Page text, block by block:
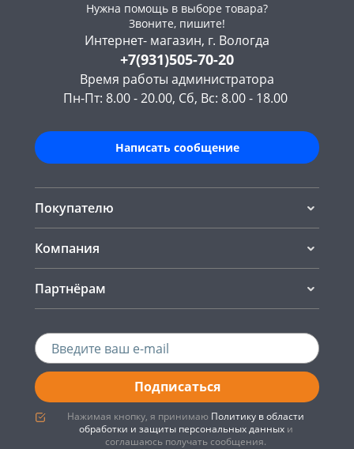
Нужна помощь в выборе товара?
Звоните, пишите!
Интернет- магазин, г. Вологда
+7(931)505-70-20
Время работы администратора
Пн-Пт: 8.00 - 20.00, Сб, Вс: 8.00 - 18.00
Написать сообщение
Покупателю
Компания
Партнёрам
Подписаться
Нажимая кнопку, я принимаю Политику в области
обработки и защиты персональных данныхи
соглашаюсь получать сообщения.